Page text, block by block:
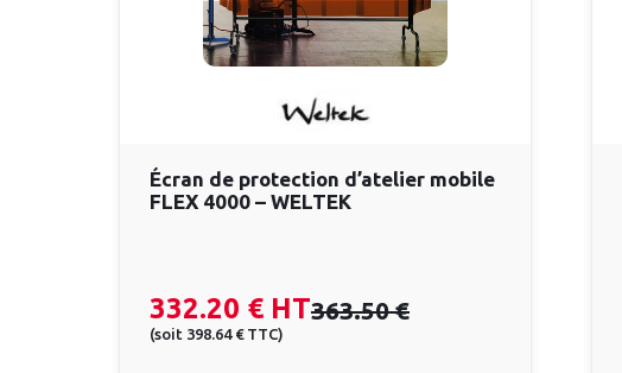
Écran de protection d’atelier mobile
FLEX 4000 – WELTEK
332.20 € HT363.50 €
(soit 398.64 € TTC)